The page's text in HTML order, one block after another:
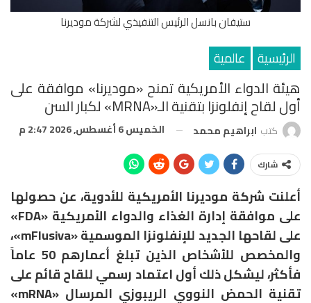
ستيفان بانسل الرئيس التنفيذي لشركة موديرنا
الرئيسية عالمية
هيئة الدواء الأمريكية تمنح «موديرنا» موافقة على
أول لقاح إنفلونزا بتقنية الـ«mRNA» لكبار السن
كتب ابراهيم محمد الخميس 6 أغسطس, 2026 2:47 م
شارك
أعلنت شركة موديرنا الأمريكية للأدوية، عن حصولها
على موافقة إدارة الغذاء والدواء الأمريكية «FDA»
على لقاحها الجديد للإنفلونزا الموسمية «mFlusiva»،
والمخصص للأشخاص الذين تبلغ أعمارهم 50 عاماً
فأكثر، ليشكل ذلك أول اعتماد رسمي للقاح قائم على
تقنية الحمض النووي الريبوزي المرسال «mRNA»